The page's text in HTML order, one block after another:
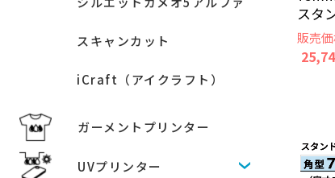
スキャンカット
iCraft（アイクラフト）
ガーメントプリンター
UVプリンター
スタ
販売価